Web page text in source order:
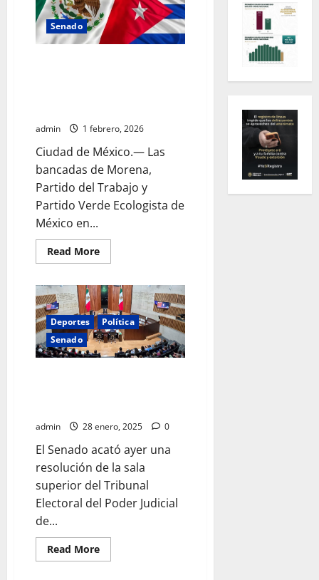
Senado
admin 1 febrero, 2026
Ciudad de México.— Las
bancadas de Morena,
Partido del Trabajo y
Partido Verde Ecologista de
México en...
Read MoreRead
more
de
la
mayoría
legislativa
respaldan
continuidad
de
apoyo
Deportes
Política
Senado
admin 28 enero, 2025 0
El Senado acató ayer una
resolución de la sala
superior del Tribunal
Electoral del Poder Judicial
de...
Read MoreRead
more